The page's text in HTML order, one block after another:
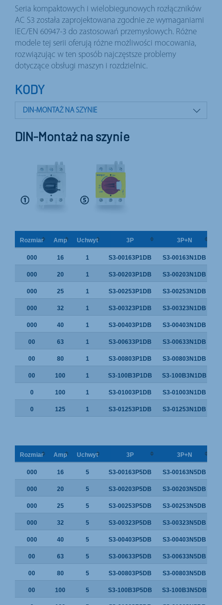
Seria kompaktowych i wielobiegunowych rozłączników
AC S3 została zaprojektowana zgodnie ze wymaganiami
IEC/EN 60947-3 do zastosowań przemysłowych. Różne
modele tej serii oferują różne możliwości mocowania,
rozwiązując w ten sposób najczęstsze problemy
dotyczące obsługi maszyn i rozdzielnic.
KODY
DIN-MONTAŻ NA SZYNIE
BLOKADA DRZWI
DIN-Montaż na szynie
Rozmiar Amp Uchwyt 3P 3P+N
000 16 1 S3-00163P1DB S3-00163N1DB
000 20 1 S3-00203P1DB S3-00203N1DB
000 25 1 S3-00253P1DB S3-00253N1DB
000 32 1 S3-00323P1DB S3-00323N1DB
000 40 1 S3-00403P1DB S3-00403N1DB
00 63 1 S3-00633P1DB S3-00633N1DB
00 80 1 S3-00803P1DB S3-00803N1DB
00 100 1 S3-100B3P1DB S3-100B3N1DB
0 100 1 S3-01003P1DB S3-01003N1DB
0 125 1 S3-01253P1DB S3-01253N1DB
Rozmiar Amp Uchwyt 3P 3P+N
000 16 5 S3-00163P5DB S3-00163N5DB
000 20 5 S3-00203P5DB S3-00203N5DB
000 25 5 S3-00253P5DB S3-00253N5DB
000 32 5 S3-00323P5DB S3-00323N5DB
000 40 5 S3-00403P5DB S3-00403N5DB
00 63 5 S3-00633P5DB S3-00633N5DB
00 80 5 S3-00803P5DB S3-00803N5DB
00 100 5 S3-100B3P5DB S3-100B3N5DB